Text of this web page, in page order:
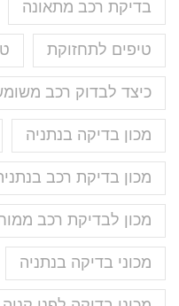
בדיקת רכב מתאונה
טיפים לתחזוקת
כיצד לבדוק רכב
מכון בדיקה בנתניה
מכון בדיקת רכב
מכון לבדיקת רכב
מכוני בדיקה בנתניה